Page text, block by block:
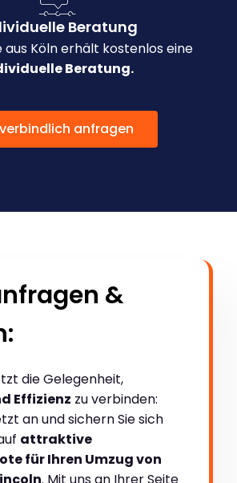
Beratung
aus Köln erhält kostenlos eine
Beratung.
anfragen
&
die Gelegenheit,
Effizienz zu verbinden:
an und sichern Sie sich
attraktive
für Ihren Umzug von